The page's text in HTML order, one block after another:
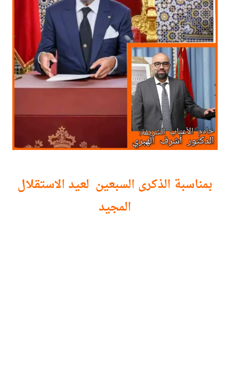
بمناسبة الذكرى السبعين لعيد الاستقلال
المجيد